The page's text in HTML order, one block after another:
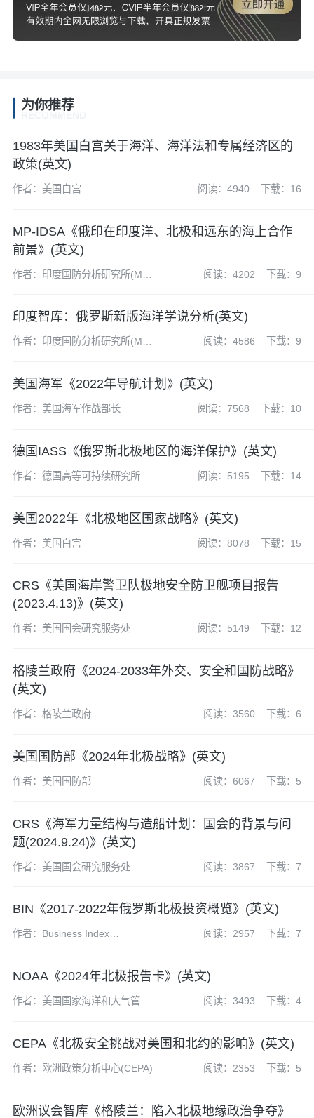
为你推荐
1983年美国白宫关于海洋、海洋法和专属经济区的
政策(英文)
作者：美国白宫 阅读：4940 下载：16
MP-IDSA《俄印在印度洋、北极和远东的海上合作
前景》(英文)
作者：印度国防分析研究所(MP-
阅读：4202 下载：9
印度智库：俄罗斯新版海洋学说分析(英文)
作者：印度国防分析研究所(MP-
阅读：4586 下载：9
美国海军《2022年导航计划》(英文)
作者：美国海军作战部长 阅读：7568 下载：10
德国IASS《俄罗斯北极地区的海洋保护》(英文)
作者：德国高等可持续研究所
阅读：5195 下载：14
美国2022年《北极地区国家战略》(英文)
作者：美国白宫 阅读：8078 下载：15
CRS《美国海岸警卫队极地安全防卫舰项目报告
(2023.4.13)》(英文)
作者：美国国会研究服务处 阅读：5149 下载：12
格陵兰政府《2024-2033年外交、安全和国防战略》
(英文)
作者：格陵兰政府 阅读：3560 下载：6
美国国防部《2024年北极战略》(英文)
作者：美国国防部 阅读：6067 下载：5
CRS《海军力量结构与造船计划：国会的背景与问
题(2024.9.24)》(英文)
作者：美国国会研究服务处
阅读：3867 下载：7
BIN《2017-2022年俄罗斯北极投资概览》(英文)
作者：Business Index
阅读：2957 下载：7
NOAA《2024年北极报告卡》(英文)
作者：美国国家海洋和大气管理
阅读：3493 下载：4
CEPA《北极安全挑战对美国和北约的影响》(英文)
作者：欧洲政策分析中心(CEPA) 阅读：2353 下载：5
欧洲议会智库《格陵兰：陷入北极地缘政治争夺》